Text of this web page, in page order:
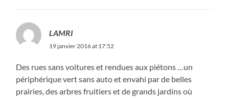
LAMRI
19 janvier 2016 at 17:52
Des rues sans voitures et rendues aux piétons …un
périphérique vert sans auto et envahi par de belles
prairies, des arbres fruitiers et de grands jardins où